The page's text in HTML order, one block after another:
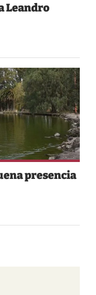
Leandro
presencia